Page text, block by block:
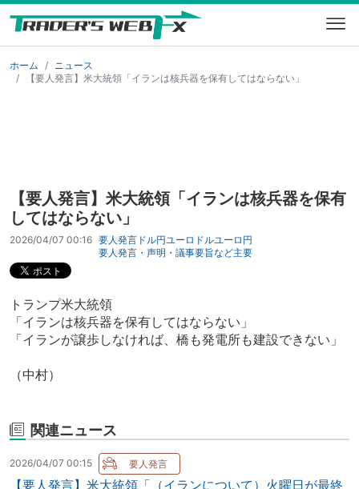
ホーム
ニュース
【要人発言】米大統領「イランは核兵器を保有してはならない」
【要人発言】米大統領「イランは核兵器を保有
してはならない」
2026/04/07 00:16 要人発言 ドル円ユーロドルユーロ円
要人発言・声明・議事要旨など主要
トランプ米大統領
「イランは核兵器を保有してはならない」
「イランが譲歩しなければ、橋も発電所も建設できない」
（中村）
関連ニュース
2026/04/07 00:15
【要人発言】米大統領「（イランについて）火曜日が最終